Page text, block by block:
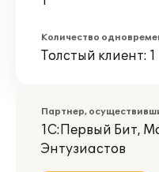
Количество
Толстый клиент: 1
Партнер,
1С:Первый Бит,
Энтузиастов